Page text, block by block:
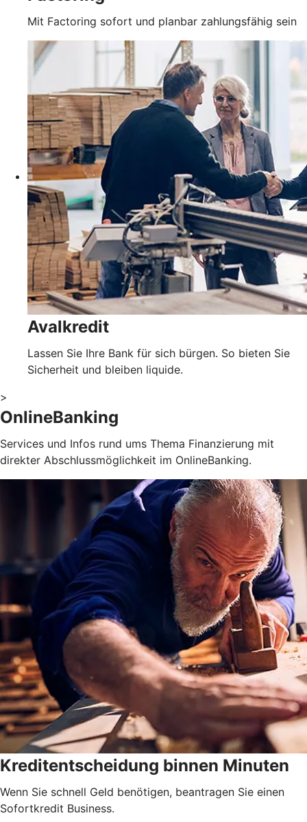
Mit Factoring sofort und planbar zahlungsfähig sein
Avalkredit
Lassen Sie Ihre Bank für sich bürgen. So bieten Sie
Sicherheit und bleiben liquide.
>
OnlineBanking
Services und Infos rund ums Thema Finanzierung mit
direkter Abschlussmöglichkeit im OnlineBanking.
Kreditentscheidung binnen Minuten
Wenn Sie schnell Geld benötigen, beantragen Sie einen
Sofortkredit Business.